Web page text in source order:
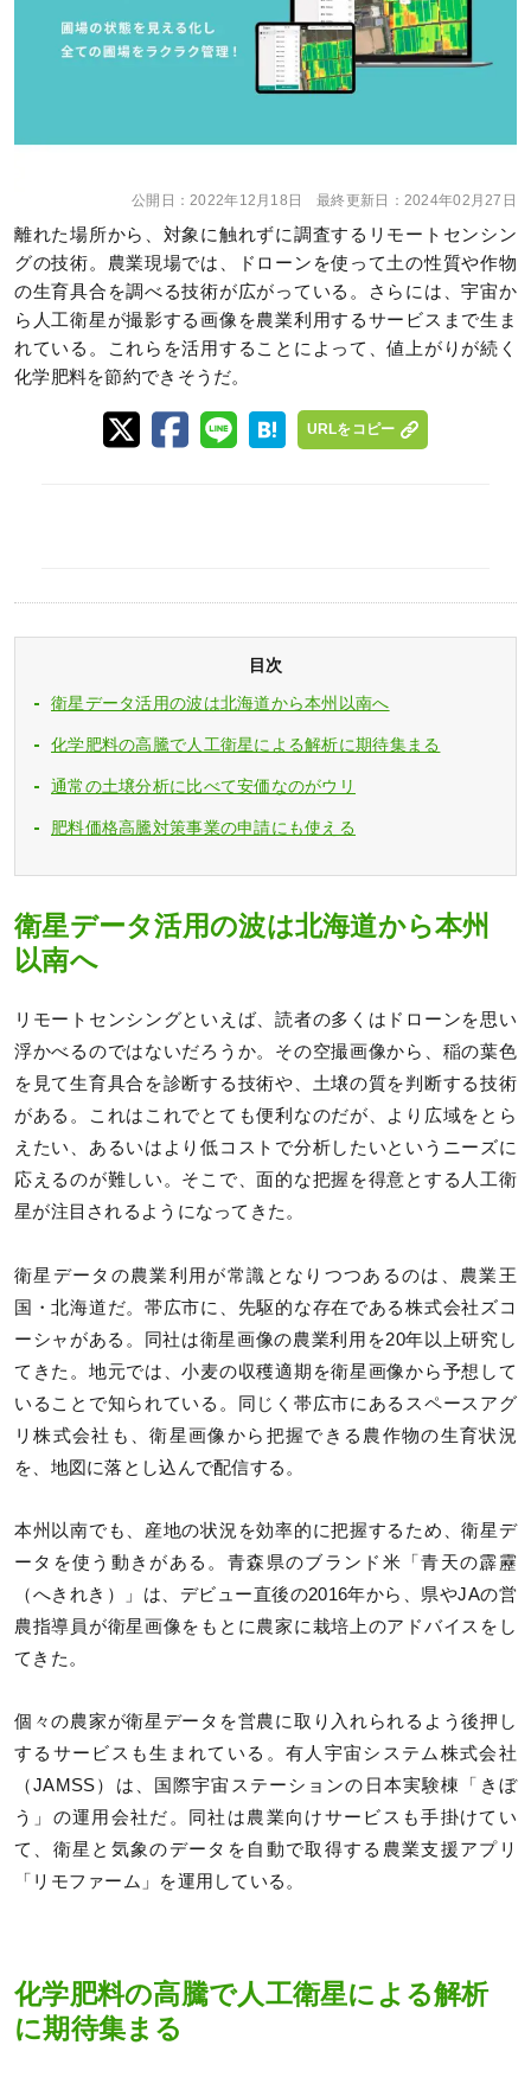
公開日：2022年12月18日 最終更新日： 2024年02月27日
離れた場所から、対象に触れずに調査するリモートセンシン
グの技術。農業現場では、ドローンを使って土の性質や作物
の生育具合を調べる技術が広がっている。さらには、宇宙か
ら人工衛星が撮影する画像を農業利用するサービスまで生ま
れている。これらを活用することによって、値上がりが続く
化学肥料を節約できそうだ。
URLをコピー
目次
衛星データ活用の波は北海道から本州以南へ
化学肥料の高騰で人工衛星による解析に期待集まる
通常の土壌分析に比べて安価なのがウリ
肥料価格高騰対策事業の申請にも使える
衛星データ活用の波は北海道から本州
以南へ
リモートセンシングといえば、読者の多くはドローンを思い
浮かべるのではないだろうか。その空撮画像から、稲の葉色
を見て生育具合を診断する技術や、土壌の質を判断する技術
がある。これはこれでとても便利なのだが、より広域をとら
えたい、あるいはより低コストで分析したいというニーズに
応えるのが難しい。そこで、面的な把握を得意とする人工衛
星が注目されるようになってきた。
衛星データの農業利用が常識となりつつあるのは、農業王
国・北海道だ。帯広市に、先駆的な存在である株式会社ズコ
ーシャがある。同社は衛星画像の農業利用を20年以上研究し
てきた。地元では、小麦の収穫適期を衛星画像から予想して
いることで知られている。同じく帯広市にあるスペースアグ
リ株式会社も、衛星画像から把握できる農作物の生育状況
を、地図に落とし込んで配信する。
本州以南でも、産地の状況を効率的に把握するため、衛星デ
ータを使う動きがある。青森県のブランド米「青天の霹靂
（へきれき）」は、デビュー直後の2016年から、県やJAの営
農指導員が衛星画像をもとに農家に栽培上のアドバイスをし
てきた。
個々の農家が衛星データを営農に取り入れられるよう後押し
するサービスも生まれている。有人宇宙システム株式会社
（JAMSS）は、国際宇宙ステーションの日本実験棟「きぼ
う」の運用会社だ。同社は農業向けサービスも手掛けてい
て、衛星と気象のデータを自動で取得する農業支援アプリ
「リモファーム」を運用している。
化学肥料の高騰で人工衛星による解析
に期待集まる